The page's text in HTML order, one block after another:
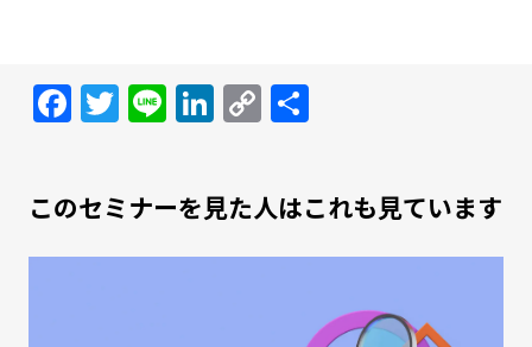
Facebook
Twitter
LineLinkedIn
Copy
共
このセミナーを見た人はこれも見ています